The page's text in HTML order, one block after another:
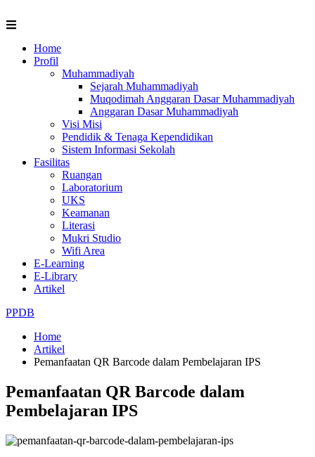
to
Home
Profil
Muhammadiyah
Sejarah Muhammadiyah
Muqodimah Anggaran Dasar Muhammadiyah
Anggaran Dasar Muhammadiyah
Visi Misi
Pendidik & Tenaga Kependidikan
Sistem Informasi Sekolah
Fasilitas
Ruangan
Laboratorium
UKS
Keamanan
Literasi
Mukri Studio
Wifi Area
E-Learning
E-Library
Artikel
PPDB
Home
Artikel
Pemanfaatan QR Barcode dalam Pembelajaran IPS
Pemanfaatan QR Barcode dalam
Pembelajaran IPS